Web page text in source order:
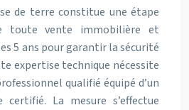
de terre constitue une étape
toute vente immobilière et
5 ans pour garantir la sécurité
expertise technique nécessite
qualifié équipé d’un
La mesure s’effectue